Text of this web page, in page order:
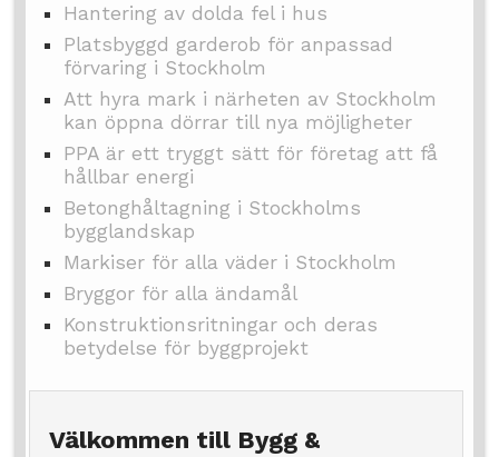
Hantering av dolda fel i hus
Platsbyggd garderob för anpassad
förvaring i Stockholm
Att hyra mark i närheten av Stockholm
kan öppna dörrar till nya möjligheter
PPA är ett tryggt sätt för företag att få
hållbar energi
Betonghåltagning i Stockholms
bygglandskap
Markiser för alla väder i Stockholm
Bryggor för alla ändamål
Konstruktionsritningar och deras
betydelse för byggprojekt
Välkommen till Bygg &